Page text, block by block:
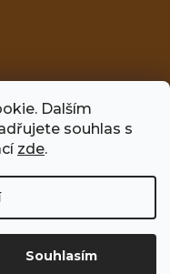
Dalším
souhlas s
zde.
Souhlasím
vyhrazena.Upravit